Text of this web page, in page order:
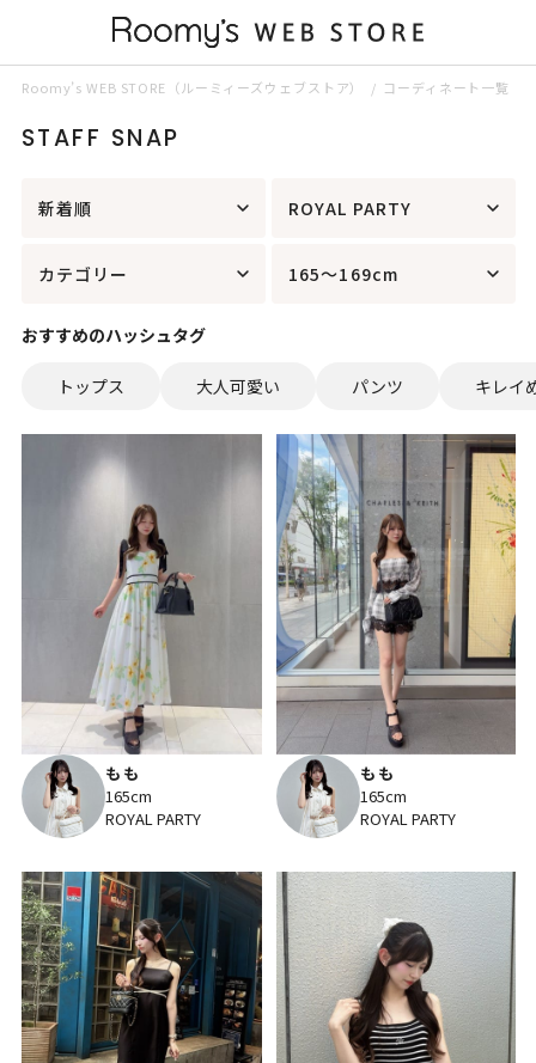
Roomy’s WEB STORE（ルーミィーズウェブストア） コーディネート一覧
STAFF SNAP
新着順 ROYAL PARTY
カテゴリー 165～169cm
おすすめのハッシュタグ
トップス 大人可愛い パンツ キレイ
もも
165cm
ROYAL PARTY
もも
165cm
ROYAL PARTY